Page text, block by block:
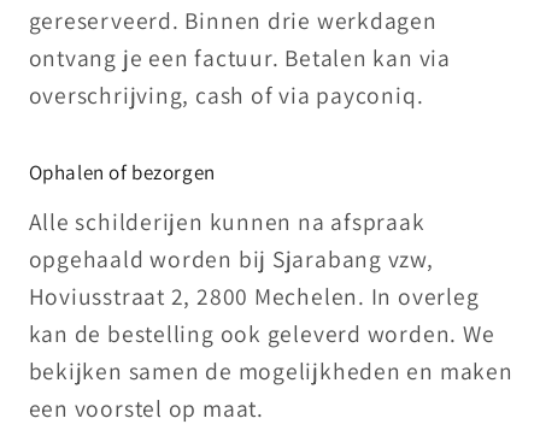
gereserveerd. Binnen drie werkdagen
ontvang je een factuur. Betalen kan via
overschrijving, cash of via payconiq.
Ophalen of bezorgen
Alle schilderijen kunnen na afspraak
opgehaald worden bij Sjarabang vzw,
Hoviusstraat 2, 2800 Mechelen. In overleg
kan de bestelling ook geleverd worden. We
bekijken samen de mogelijkheden en maken
een voorstel op maat.